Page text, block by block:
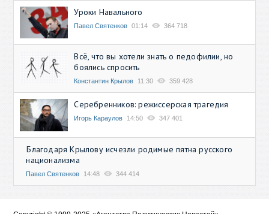
Уроки Навального
Павел Святенков 01:14 364 718
Всё, что вы хотели знать о педофилии, но
боялись спросить
Константин Крылов 11:30 359 428
Серебренников: режиссерская трагедия
Игорь Караулов 14:50 347 401
Благодаря Крылову исчезли родимые пятна русского
национализма
Павел Святенков 14:48 344 414